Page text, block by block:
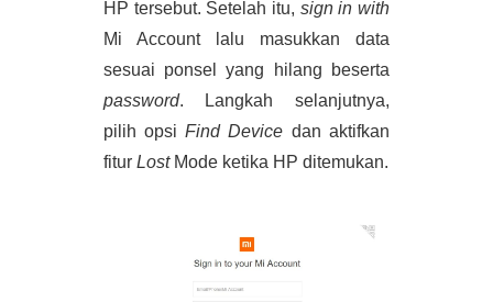
HP tersebut. Setelah itu,
sign in with
Mi Account lalu masukkan data
password. Langkah selanjutnya,
pilih opsi Find Device dan aktifkan
fitur Lost Mode ketika HP ditemukan.